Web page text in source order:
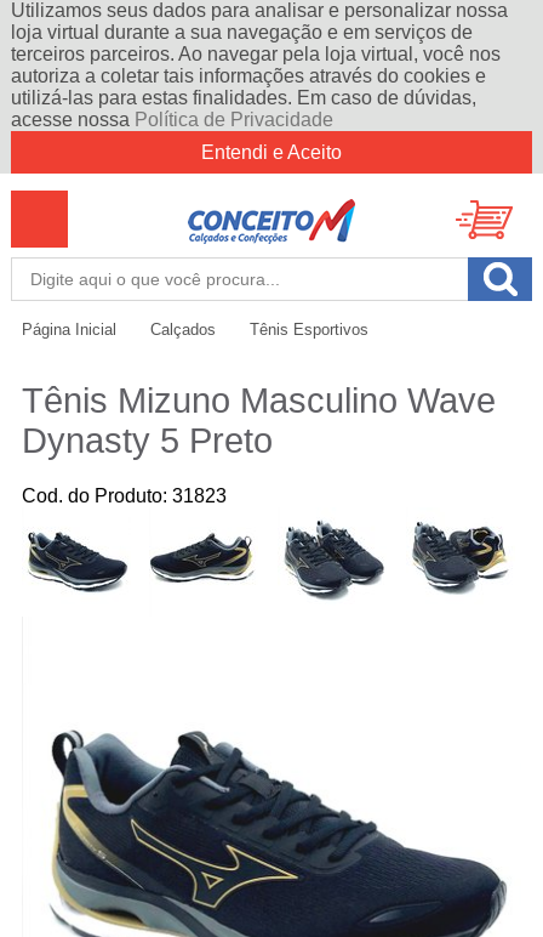
Utilizamos seus dados para analisar e personalizar nossa
loja virtual durante a sua navegação e em serviços de
terceiros parceiros. Ao navegar pela loja virtual, você nos
autoriza a coletar tais informações através do cookies e
utilizá-las para estas finalidades. Em caso de dúvidas,
acesse nossa Política de Privacidade
Entendi e Aceito
Página Inicial Calçados Tênis Esportivos
Tênis Mizuno Masculino Wave
Dynasty 5 Preto
Cod. do Produto: 31823